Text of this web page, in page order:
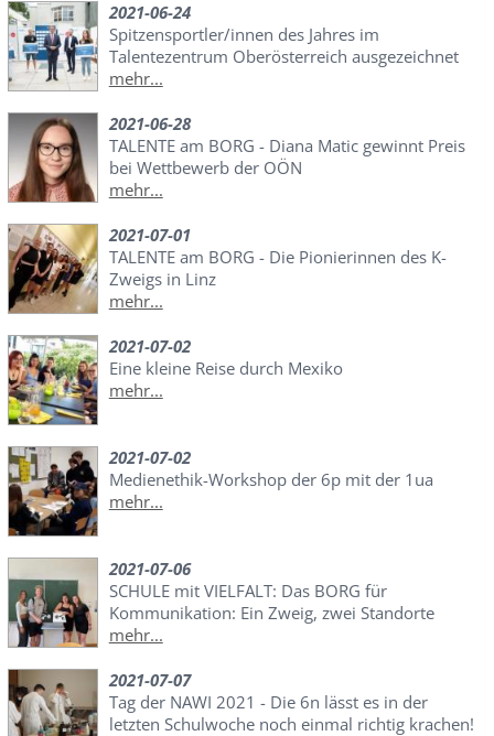
2021-06-24
Spitzensportler/innen des Jahres im
Talentezentrum Oberösterreich ausgezeichnet
mehr...
2021-06-28
TALENTE am BORG - Diana Matic gewinnt Preis
bei Wettbewerb der OÖN
mehr...
2021-07-01
TALENTE am BORG - Die Pionierinnen des K-
Zweigs in Linz
mehr...
2021-07-02
Eine kleine Reise durch Mexiko
mehr...
2021-07-02
Medienethik-Workshop der 6p mit der 1ua
mehr...
2021-07-06
SCHULE mit VIELFALT: Das BORG für
Kommunikation: Ein Zweig, zwei Standorte
mehr...
2021-07-07
Tag der NAWI 2021 - Die 6n lässt es in der
letzten Schulwoche noch einmal richtig krachen!